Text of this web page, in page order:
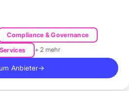
Compliance & Governance
+ 2 mehr
Anbieter→